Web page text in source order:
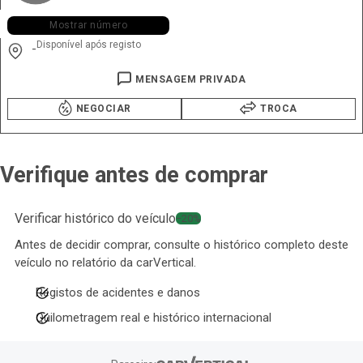
+351 963 ••• •18
Mostrar número
Disponível após registo
-
MENSAGEM PRIVADA
NEGOCIAR TROCA
Verifique antes de comprar
Verificar histórico do veículo−20%
Antes de decidir comprar, consulte o histórico completo deste
veículo no relatório da carVertical.
Registos de acidentes e danos
Quilometragem real e histórico internacional